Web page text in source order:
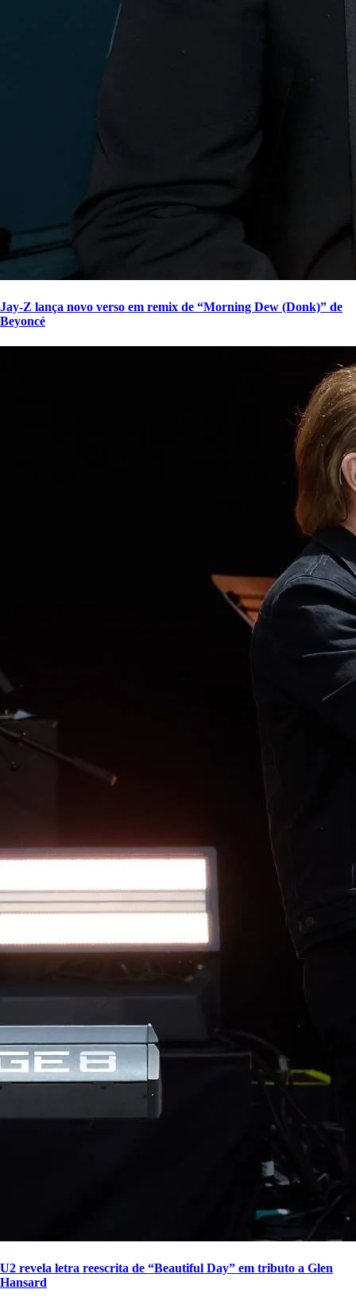
Jay-Z lança novo verso em remix de “Morning Dew (Donk)” de
Beyoncé
U2 revela letra reescrita de “Beautiful Day” em tributo a Glen
Hansard